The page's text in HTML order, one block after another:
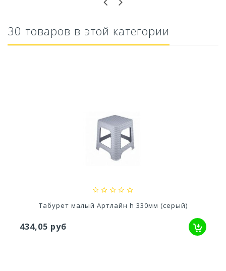
Кресло Tropic ротанг
30 товаров в этой категории
Табурет малый Артлайн h 330мм (серый)
434,05 руб